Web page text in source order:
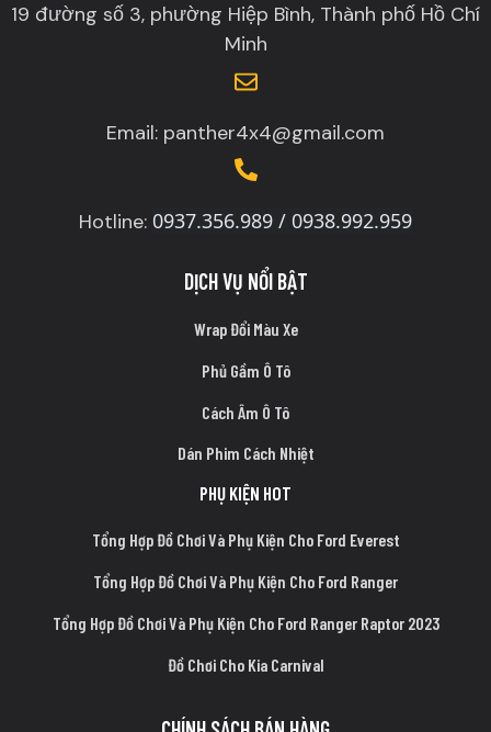
19 đường số 3, phường Hiệp Bình, Thành phố Hồ Chí
Minh
Email: panther4x4@gmail.com
Hotline: 0937.356.989 / 0938.992.959
DỊCH VỤ NỔI BẬT
Wrap Đổi Màu Xe
Phủ Gầm Ô Tô
Cách Âm Ô Tô
Dán Phim Cách Nhiệt
PHỤ KIỆN HOT
Tổng Hợp Đồ Chơi Và Phụ Kiện Cho Ford Everest
Tổng Hợp Đồ Chơi Và Phụ Kiện Cho Ford Ranger
Tổng Hợp Đồ Chơi Và Phụ Kiện Cho Ford Ranger Raptor 2023
Đồ Chơi Cho Kia Carnival